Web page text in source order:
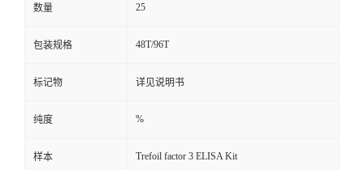
数量 25
包装规格 48T/96T
标记物 详见说明书
纯度 %
样本 Trefoil factor 3 ELISA Kit